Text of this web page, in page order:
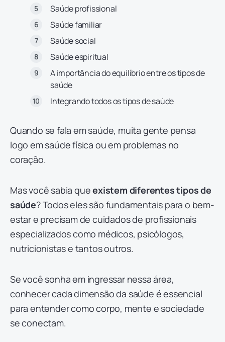
Saúde profissional
Saúde familiar
Saúde social
Saúde espiritual
A importância do equilíbrio entre os tipos de
saúde
Integrando todos os tipos de saúde
Quando se fala em saúde, muita gente pensa
logo em saúde física ou em problemas no
coração.
Mas você sabia queexistem diferentes tipos de
saúde? Todos eles são fundamentais para o bem-
estar e precisam de cuidados de profissionais
especializados como médicos, psicólogos,
nutricionistas e tantos outros.
Se você sonha em ingressar nessa área,
conhecer cada dimensão da saúde é essencial
para entender como corpo, mente e sociedade
se conectam.